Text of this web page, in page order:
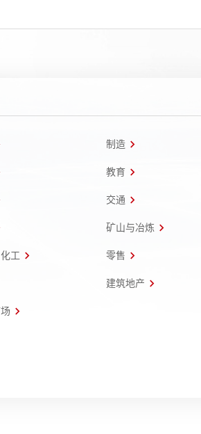
制造
教育
交通
矿山与冶炼
工 零售
建筑地产